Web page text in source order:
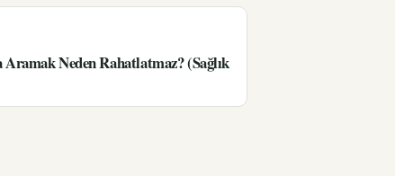
Neden Rahatlatmaz? (Sağlık